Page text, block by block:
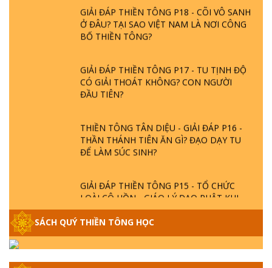
GIẢI ĐÁP THIỀN TÔNG P18 - CÕI VÔ SANH
Ở ĐÂU? TẠI SAO VIỆT NAM LÀ NƠI CÔNG
BỐ THIỀN TÔNG?
GIẢI ĐÁP THIỀN TÔNG P17 - TU TỊNH ĐỘ
CÓ GIẢI THOÁT KHÔNG? CON NGƯỜI
ĐẦU TIÊN?
THIỀN TÔNG TÂN DIỆU - GIẢI ĐÁP P16 -
THẦN THÁNH TIÊN ĂN GÌ? ĐẠO DẠY TU
ĐỂ LÀM SÚC SINH?
GIẢI ĐÁP THIỀN TÔNG P15 - TỔ CHỨC
LOÀI CÔ HỒN - GIÁO LÝ ĐẠO PHẬT KHI
GIẢI ĐÁP THIỀN TÔNG ĐẶC BIỆT - P14 -
NGUỒN GỐC ÂM LỊCH DƯƠNG LỊCH -
TẦNG BÌNH LƯU LỚN ĐẾN ĐÂU
SÁCH QUÝ THIỀN TÔNG HỌC